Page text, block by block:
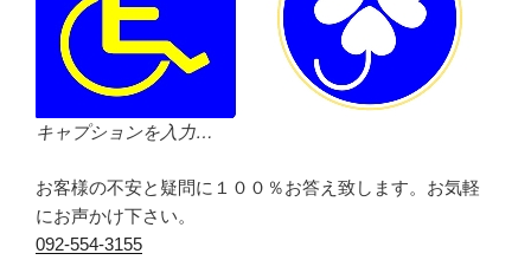
キャプションを入力…
お客様の不安と疑問に１００％お答え致します。お気軽
にお声かけ下さい。
092-554-3155